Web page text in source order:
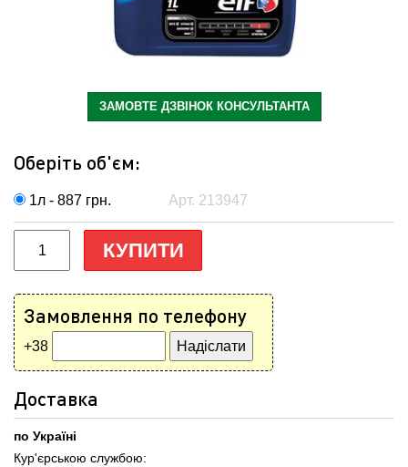
ЗАМОВТЕ ДЗВІНОК КОНСУЛЬТАНТА
Оберіть об'єм:
1л - 887 грн. Арт. 213947
КУПИТИ
Замовлення по телефону
+38
Доставка
по Україні
Кур'єрською службою: